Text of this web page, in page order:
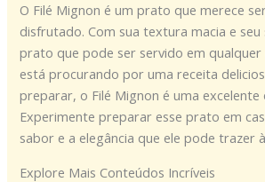
O Filé Mignon é um prato que merece
disfrutado. Com sua textura macia e
prato que pode ser servido em qualquer
está procurando por uma receita
preparar, o Filé Mignon é uma excelente
Experimente preparar esse prato em
sabor e a elegância que ele pode trazer
Explore Mais Conteúdos Incríveis